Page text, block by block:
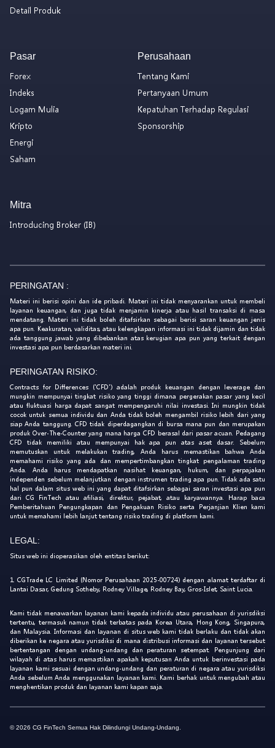
Detail Produk
Pasar
Forex
Indeks
Logam Mulia
Kripto
Energi
Saham
Perusahaan
Tentang Kami
Pertanyaan Umum
Kepatuhan Terhadap Regulasi
Sponsorship
Mitra
Introducing Broker (IB)
PERINGATAN :
Materi ini berisi opini dan ide pribadi. Materi ini tidak menyarankan untuk membeli
layanan keuangan, dan juga tidak menjamin kinerja atau hasil transaksi di masa
mendatang. Materi ini tidak boleh ditafsirkan sebagai berisi saran keuangan jenis
apa pun. Keakuratan, validitas, atau kelengkapan informasi ini tidak dijamin dan tidak
ada tanggung jawab yang dibebankan atas kerugian apa pun yang terkait dengan
investasi apa pun berdasarkan materi ini.
PERINGATAN RISIKO:
Contracts for Differences ('CFD') adalah produk keuangan dengan leverage dan
mungkin mempunyai tingkat risiko yang tinggi dimana pergerakan pasar yang kecil
atau fluktuasi harga dapat sangat mempengaruhi nilai investasi. Ini mungkin tidak
cocok untuk semua individu dan Anda tidak boleh mengambil risiko lebih dari yang
siap Anda tanggung. CFD tidak diperdagangkan di bursa mana pun dan merupakan
produk Over-The-Counter yang mana harga CFD berasal dari pasar acuan. Pedagang
CFD tidak memiliki atau mempunyai hak apa pun atas aset dasar. Sebelum
memutuskan untuk melakukan trading, Anda harus memastikan bahwa Anda
memahami risiko yang ada dan mempertimbangkan tingkat pengalaman trading
Anda. Anda harus mendapatkan nasihat keuangan, hukum, dan perpajakan
independen sebelum melanjutkan dengan instrumen trading apa pun. Tidak ada satu
hal pun dalam situs web ini yang dapat ditafsirkan sebagai saran investasi apa pun
dari CG FinTech atau afiliasi, direktur, pejabat, atau karyawannya. Harap baca
Pemberitahuan Pengungkapan dan Pengakuan Risiko serta Perjanjian Klien kami
untuk memahami lebih lanjut tentang risiko trading di platform kami.
LEGAL:
Situs web ini dioperasikan oleh entitas berikut:
1. CGTrade LC Limited (Nomor Perusahaan 2025-00724) dengan alamat terdaftar di
Lantai Dasar, Gedung Sotheby, Rodney Village, Rodney Bay, Gros-Islet, Saint Lucia.
Kami tidak menawarkan layanan kami kepada individu atau perusahaan di yurisdiksi
tertentu, termasuk namun tidak terbatas pada Korea Utara, Hong Kong, Singapura,
dan Malaysia. Informasi dan layanan di situs web kami tidak berlaku dan tidak akan
diberikan ke negara atau yurisdiksi di mana distribusi informasi dan layanan tersebut
bertentangan dengan undang-undang dan peraturan setempat. Pengunjung dari
wilayah di atas harus memastikan apakah keputusan Anda untuk berinvestasi pada
layanan kami sesuai dengan undang-undang dan peraturan di negara atau yurisdiksi
Anda sebelum Anda menggunakan layanan kami. Kami berhak untuk mengubah atau
menghentikan produk dan layanan kami kapan saja.
© 2026 CG FinTech Semua Hak Dilindungi Undang-Undang.